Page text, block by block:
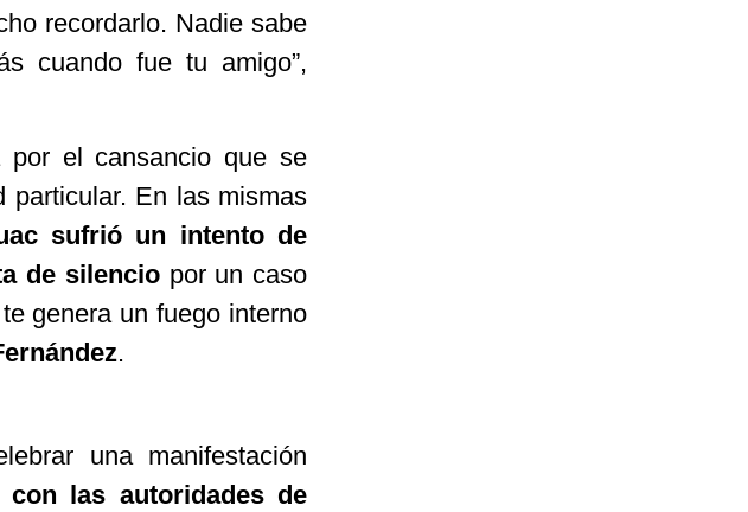
recordarlo. Nadie sabe
cuando fue tu amigo”,
por el cansancio que se
particular. En las mismas
sufrió un intento de
de silenciopor un caso
genera un fuego interno
.
una manifestación
las autoridades de